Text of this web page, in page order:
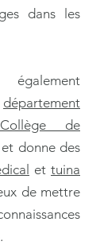
dans les
également
département
de
donne des
et tuina
de mettre